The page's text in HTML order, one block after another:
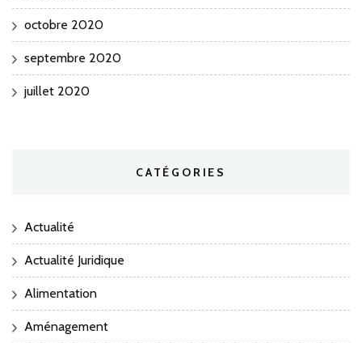
octobre 2020
septembre 2020
juillet 2020
CATÉGORIES
Actualité
Actualité Juridique
Alimentation
Aménagement